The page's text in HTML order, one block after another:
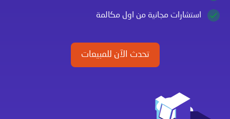
استشارات مجانية من اول مكالمة
تحدث الآن للمبيعات